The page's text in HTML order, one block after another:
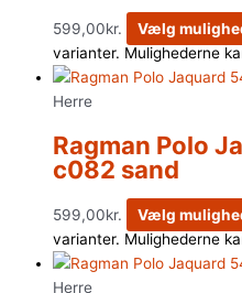
599,00kr. Vælg
varianter. Mulighederne
Herre
Ragman Polo
c082 sand
599,00kr. Vælg
varianter. Mulighederne
Herre